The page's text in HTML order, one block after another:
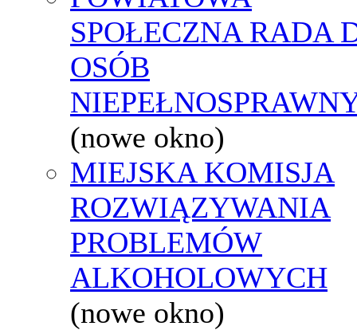
SPOŁECZNA RADA
OSÓB
(nowe okno)
MIEJSKA KOMISJA
ROZWIĄZYWANIA
PROBLEMÓW
ALKOHOLOWYCH
(nowe okno)